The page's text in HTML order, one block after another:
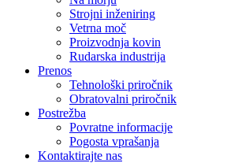
Strojni inženiring
Vetrna moč
Proizvodnja kovin
Rudarska industrija
Prenos
Tehnološki priročnik
Obratovalni priročnik
Postrežba
Povratne informacije
Pogosta vprašanja
Kontaktirajte nas